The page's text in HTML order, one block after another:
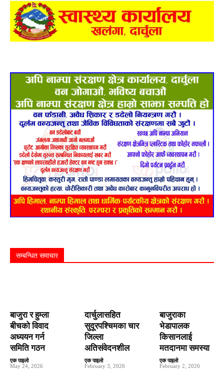
सम्बन्धित समाचार
बाजुरा र हुम्ला
बीचको विवाद
अध्ययन गर्न
समिति गठन
एक पाइलो -
May 24, 2026
दार्चुलासहित
सुदूरपश्चिमका चार
जिल्ला
अतिसंवेदनशील
एक पाइलो -
February 3, 2026
बाजुराका
भेडापालक
किसानलाई
मतदानमा समस्या
एक पाइलो -
February 2, 2026